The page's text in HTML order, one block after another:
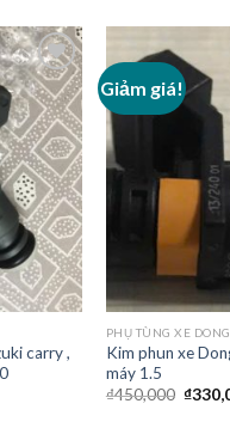
Add to
Wishlist
carry ,
Giảm giá!
PHỤ TÙNG XE
Kim phun xe
máy 1.5
₫450,000 ₫